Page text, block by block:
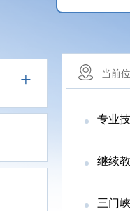
+ 当前
专业
继续
三门